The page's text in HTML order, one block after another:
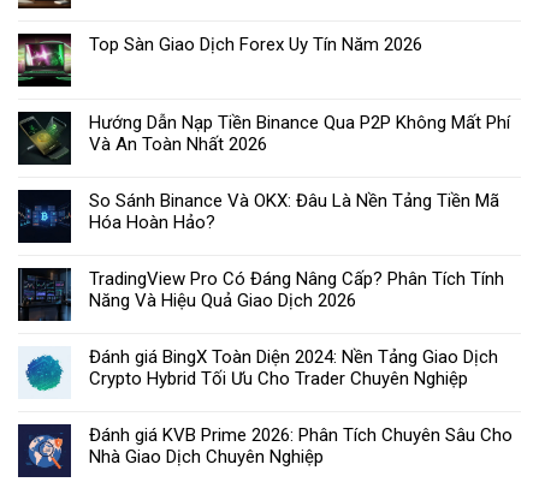
Top Sàn Giao Dịch Forex Uy Tín Năm 2026
Hướng Dẫn Nạp Tiền Binance Qua P2P Không Mất Phí
Và An Toàn Nhất 2026
So Sánh Binance Và OKX: Đâu Là Nền Tảng Tiền Mã
Hóa Hoàn Hảo?
TradingView Pro Có Đáng Nâng Cấp? Phân Tích Tính
Năng Và Hiệu Quả Giao Dịch 2026
Đánh giá BingX Toàn Diện 2024: Nền Tảng Giao Dịch
Crypto Hybrid Tối Ưu Cho Trader Chuyên Nghiệp
Đánh giá KVB Prime 2026: Phân Tích Chuyên Sâu Cho
Nhà Giao Dịch Chuyên Nghiệp